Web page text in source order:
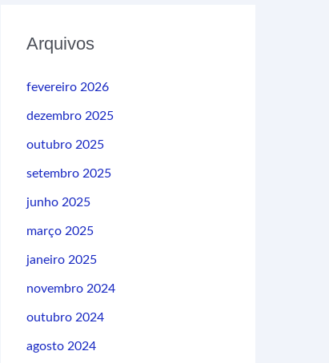
Arquivos
fevereiro 2026
dezembro 2025
outubro 2025
setembro 2025
junho 2025
março 2025
janeiro 2025
novembro 2024
outubro 2024
agosto 2024